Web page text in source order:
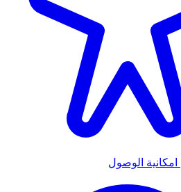
امكانية الوصول